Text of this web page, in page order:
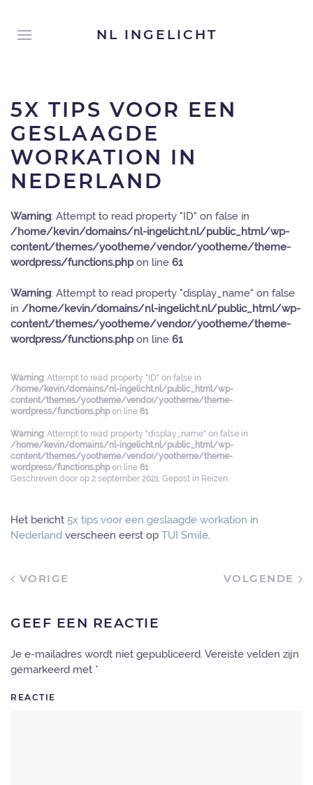
NL INGELICHT
5X TIPS VOOR EEN
GESLAAGDE
WORKATION IN
NEDERLAND
Warning: Attempt to read property "ID" on false in
/home/kevin/domains/nl-ingelicht.nl/public_html/wp-
content/themes/yootheme/vendor/yootheme/theme-
wordpress/functions.phpon line 61
Warning: Attempt to read property "display_name" on false
in /home/kevin/domains/nl-ingelicht.nl/public_html/wp-
content/themes/yootheme/vendor/yootheme/theme-
wordpress/functions.phpon line 61
Warning: Attempt to read property "ID" on false in
/home/kevin/domains/nl-ingelicht.nl/public_html/wp-
content/themes/yootheme/vendor/yootheme/theme-
wordpress/functions.phpon line 61
Warning: Attempt to read property "display_name" on false in
/home/kevin/domains/nl-ingelicht.nl/public_html/wp-
content/themes/yootheme/vendor/yootheme/theme-
wordpress/functions.phpon line 61
Geschreven door op 2 september 2021. Gepost in Reizen.
Het bericht 5x tips voor een geslaagde workation in
Nederland verscheen eerst op TUI Smile.
VORIGE VOLGENDE
GEEF EEN REACTIE
Je e-mailadres wordt niet gepubliceerd. Vereiste velden zijn
gemarkeerd met *
REACTIE